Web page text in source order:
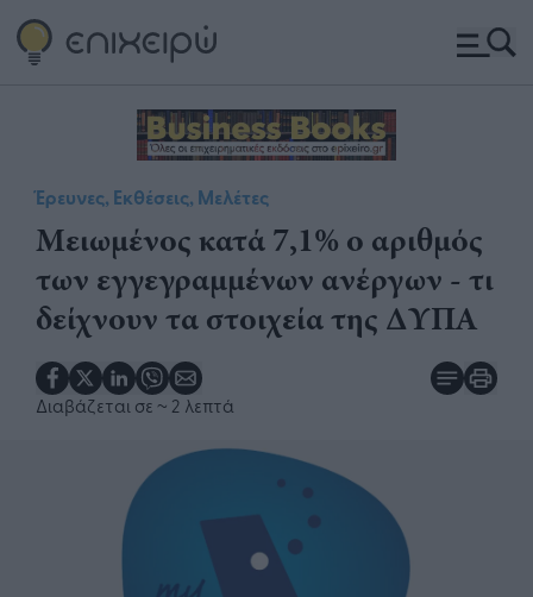
Έρευνες, Εκθέσεις, Μελέτες
Μειωμένος κατά 7,1% ο αριθμός
των εγγεγραμμένων ανέργων - τι
δείχνουν τα στοιχεία της ΔΥΠΑ
Διαβάζεται σε ~ 2 λεπτά